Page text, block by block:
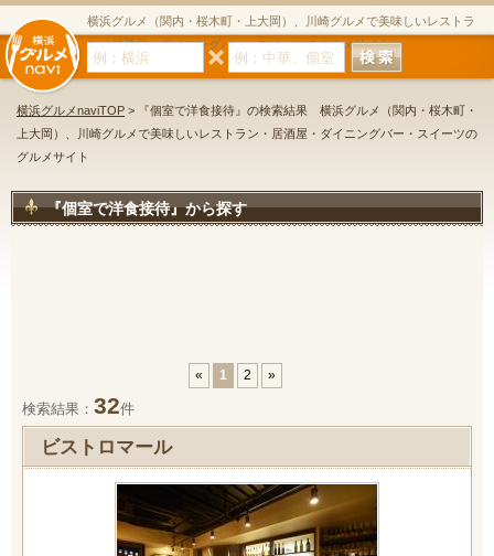
横浜グルメ（関内・桜木町・上大岡）、川崎グルメで美味しいレストラ
ン・居酒屋・ダイニングバー・スイーツのグルメサイト
横浜グルメnaviTOP > 『個室で洋食接待』の検索結果 横浜グルメ（関内・桜木町・
上大岡）、川崎グルメで美味しいレストラン・居酒屋・ダイニングバー・スイーツの
グルメサイト
『個室で洋食接待』から探す
« 1 2 »
検索結果： 32件
ビストロマール